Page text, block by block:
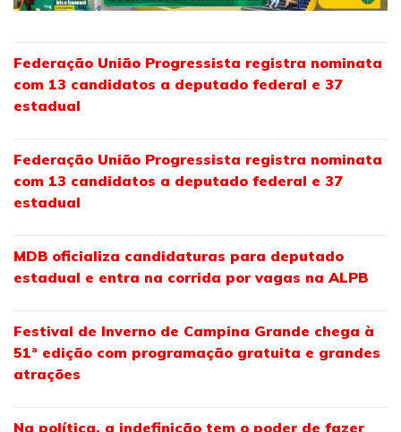
Federação União Progressista registra nominata
com 13 candidatos a deputado federal e 37
estadual
Federação União Progressista registra nominata
com 13 candidatos a deputado federal e 37
estadual
MDB oficializa candidaturas para deputado
estadual e entra na corrida por vagas na ALPB
Festival de Inverno de Campina Grande chega à
51ª edição com programação gratuita e grandes
atrações
Na política, a indefinição tem o poder de fazer